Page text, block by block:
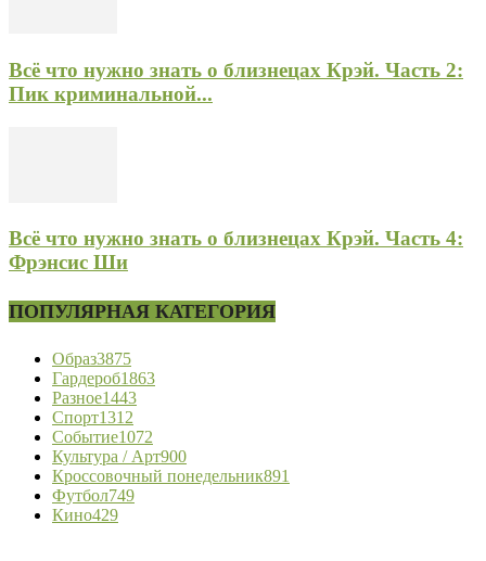
Всё что нужно знать о близнецах Крэй. Часть 2:
Пик криминальной...
Всё что нужно знать о близнецах Крэй. Часть 4:
Фрэнсис Ши
ПОПУЛЯРНАЯ КАТЕГОРИЯ
Образ3875
Гардероб1863
Разное1443
Спорт1312
Событие1072
Культура / Арт900
Кроссовочный понедельник891
Футбол749
Кино429